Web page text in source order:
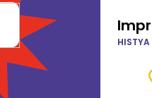
HISTYA